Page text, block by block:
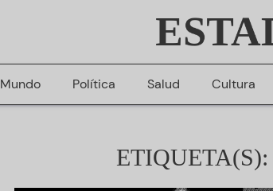
Mundo Política Salud Cultura